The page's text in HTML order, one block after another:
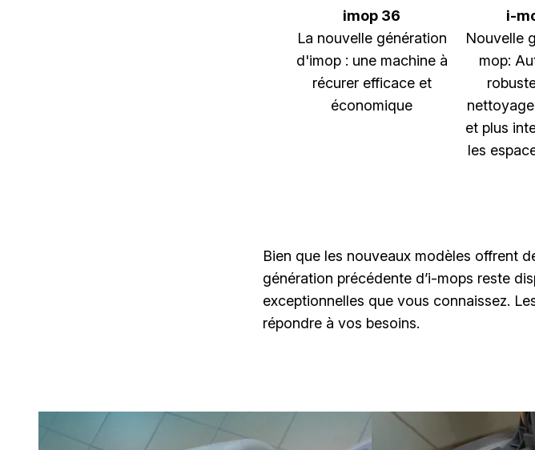
imop 36
La nouvelle génération
d'imop : une machine à
récurer efficace et
économique
i-
Nouvelle
mop:
et plus
les
Bien que les nouveaux modèles offrent
génération précédente d’i-mops reste
exceptionnelles que vous connaissez.
répondre à vos besoins.